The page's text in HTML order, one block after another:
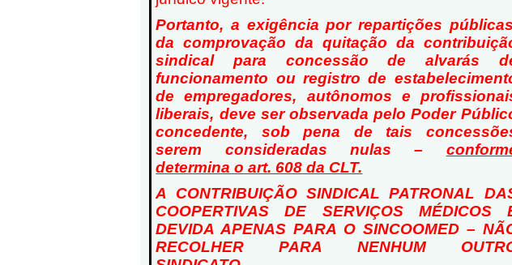
Portanto, a exigência por repartições
da comprovação da quitação da
sindical para concessão de alvarás
funcionamento ou registro de
de empregadores, autônomos e
liberais, deve ser observada pelo Poder
concedente, sob pena de tais
serem consideradas nulas –
determina o art. 608 da CLT.
A CONTRIBUIÇÃO SINDICAL PATRONAL
COOPERTIVAS DE SERVIÇOS MÉDICOS
DEVIDA APENAS PARA O SINCOOMED –
RECOLHER PARA NENHUM